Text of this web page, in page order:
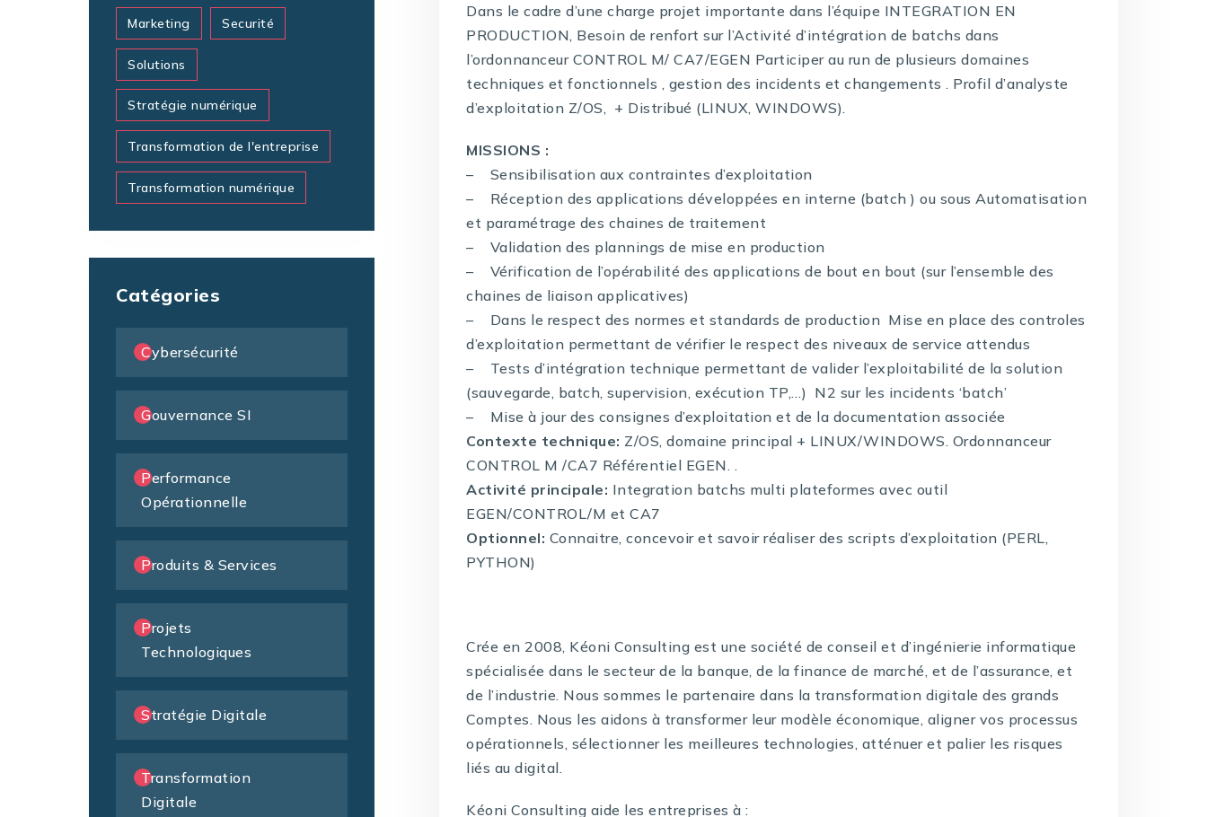
Dans le cadre d’une charge projet importante dans l’équipe INTEGRATION EN
PRODUCTION, Besoin de renfort sur l’Activité d’intégration de batchs dans
l’ordonnanceur CONTROL M/ CA7/EGEN Participer au run de plusieurs domaines
techniques et fonctionnels , gestion des incidents et changements . Profil d’analyste
d’exploitation Z/OS, + Distribué (LINUX, WINDOWS).
MISSIONS :
– Sensibilisation aux contraintes d’exploitation
– Réception des applications développées en interne (batch ) ou sous Automatisation
et paramétrage des chaines de traitement
– Validation des plannings de mise en production
– Vérification de l’opérabilité des applications de bout en bout (sur l’ensemble des
chaines de liaison applicatives)
– Dans le respect des normes et standards de production Mise en place des controles
d’exploitation permettant de vérifier le respect des niveaux de service attendus
– Tests d’intégration technique permettant de valider l’exploitabilité de la solution
(sauvegarde, batch, supervision, exécution TP,…) N2 sur les incidents ‘batch’
– Mise à jour des consignes d’exploitation et de la documentation associée
Contexte technique: Z/OS, domaine principal + LINUX/WINDOWS. Ordonnanceur
CONTROL M /CA7 Référentiel EGEN. .
Activité principale: Integration batchs multi plateformes avec outil
EGEN/CONTROL/M et CA7
Optionnel: Connaitre, concevoir et savoir réaliser des scripts d’exploitation (PERL,
PYTHON)
Crée en 2008, Kéoni Consulting est une société de conseil et d’ingénierie informatique
spécialisée dans le secteur de la banque, de la finance de marché, et de l’assurance, et
de l’industrie. Nous sommes le partenaire dans la transformation digitale des grands
Comptes. Nous les aidons à transformer leur modèle économique, aligner vos processus
opérationnels, sélectionner les meilleures technologies, atténuer et palier les risques
liés au digital.
Kéoni Consulting aide les entreprises à :
Marketing Securité
Solutions
Stratégie numérique
Transformation de l'entreprise
Transformation numérique
Catégories
Cybersécurité
Gouvernance SI
Performance
Opérationnelle
Produits & Services
Projets
Technologiques
Stratégie Digitale
Transformation
Digitale